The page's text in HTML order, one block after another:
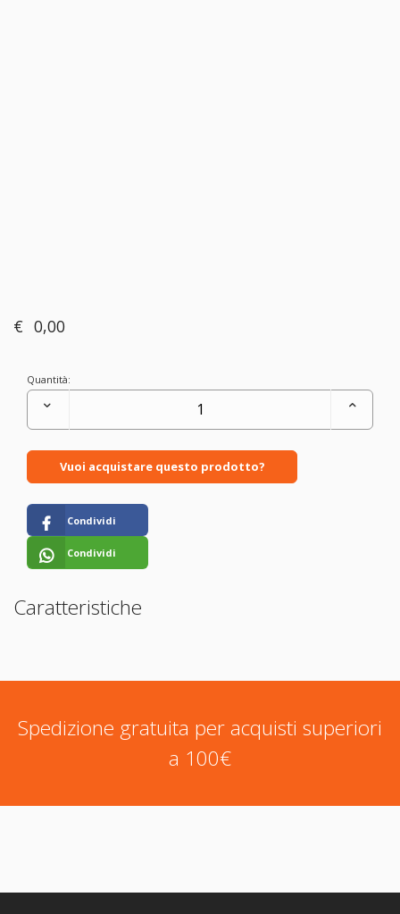
€ 0,00
Quantità:
Vuoi acquistare questo prodotto?
Condividi
Condividi
Caratteristiche
Spedizione gratuita per acquisti superiori
a 100€